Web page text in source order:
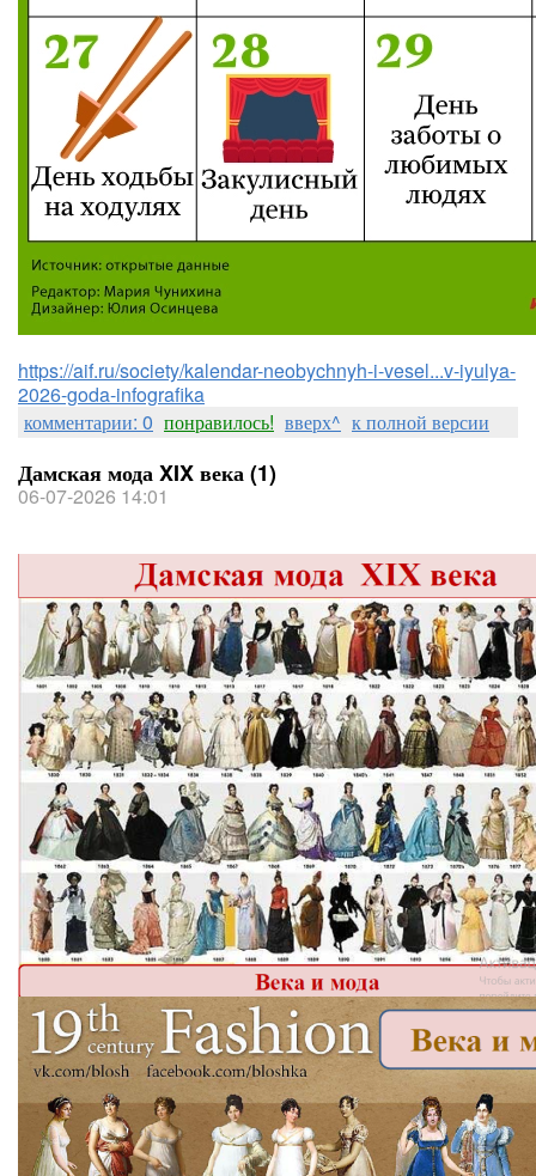
https://aif.ru/society/kalendar-neobychnyh-i-vesel...v-iyulya-
2026-goda-infografika
комментарии: 0 понравилось! вверх^ к полной версии
Дамская мода XIX века (1)
06-07-2026 14:01